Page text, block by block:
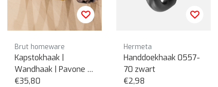
Brut homeware
Kapstokhaak |
Wandhaak | Pavone |
Mix set van 4
€35,80
Hermeta
Handdoekhaak 0557-
70 zwart
€2,98